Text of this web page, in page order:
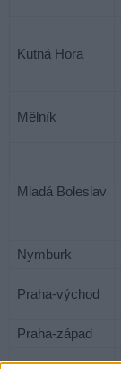
Kutná Hora
Mělník
Mladá Boleslav
Nymburk
Praha-východ
Praha-západ